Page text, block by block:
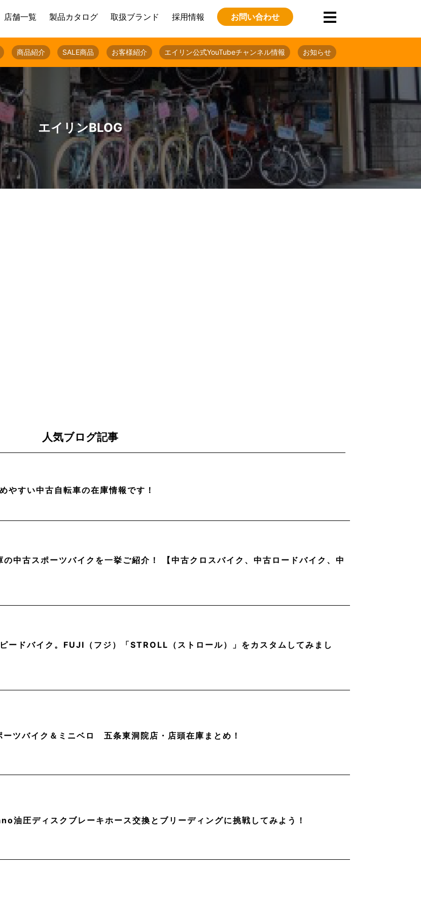
店舗一覧 製品カタログ 取扱ブランド 採用情報 お問い合わせ
商品紹介 SALE商品 お客様紹介 エイリン公式YouTubeチャンネル情報 お知らせ
エイリンBLOG
人気ブログ記事
やすい中古自転車の在庫情報です！
中古スポーツバイクを一挙ご紹介！ 【中古クロスバイク、中古ロードバイク、中
ードバイク。FUJI（フジ）「STROLL（ストロール）」をカスタムしてみまし
ツバイク＆ミニベロ 五条東洞院店・店頭在庫まとめ！
油圧ディスクブレーキホース交換とブリーディングに挑戦してみよう！